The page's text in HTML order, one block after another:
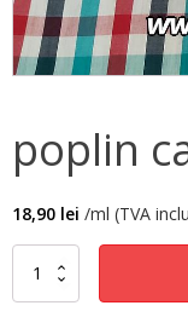
poplin
18,90 lei /ml (TVA
Cantitate